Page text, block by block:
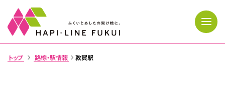
トップ 路線・駅情報 敦賀駅